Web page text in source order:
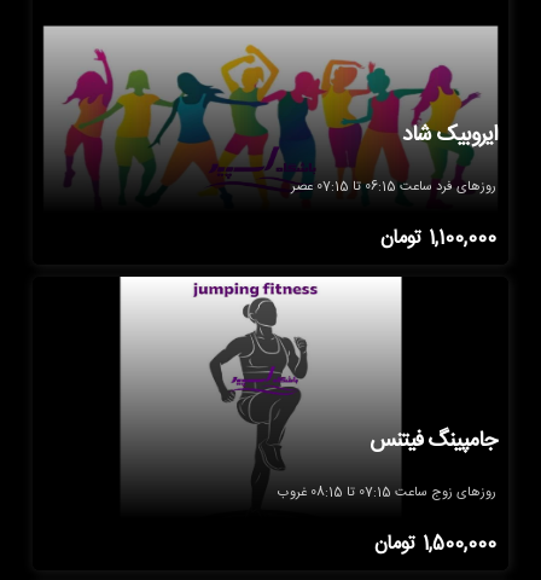
ایروبیک شاد
روزهای فرد ساعت 06:15 تا 07:15 عصر
1,100,000 تومان
جامپینگ فیتنس
روزهای زوج ساعت 07:15 تا 08:15 غروب
1,500,000 تومان